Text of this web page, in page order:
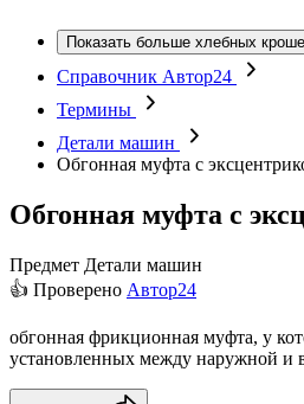
Показать больше хлебных
Справочник Автор24
Термины
Детали машин
Обгонная муфта с
Обгонная муфта с
Предмет Детали машин
👍 Проверено Автор24
обгонная фрикционная муфта, у
установленных между наружной и